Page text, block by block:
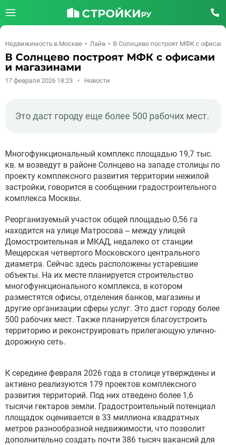
Недвижимость в Москве Лайв В Солнцево построят МФК с
В Солнцево построят МФК с офисами
и магазинами
17 февраля 2026 18:23 Новости
Это даст городу еще более 500 рабочих мест.
Многофункциональный комплекс площадью 19,7 тыс.
кв. м возведут в районе Солнцево на западе столицы по
проекту комплексного развития территории нежилой
застройки, говорится в сообщении градостроительного
комплекса Москвы.
Реорганизуемый участок общей площадью 0,56 га
находится на улице Матросова – между улицей
Домостроительная и МКАД, недалеко от станции
Мещерская четвертого Московского центрального
диаметра. Сейчас здесь расположены устаревшие
объекты. На их месте планируется строительство
многофункционального комплекса, в котором
разместятся офисы, отделения банков, магазины и
другие организации сферы услуг. Это даст городу более
500 рабочих мест. Также планируется благоустроить
территорию и реконструировать прилегающую улично-
дорожную сеть.
К середине февраля 2026 года в столице утверждены и
активно реализуются 179 проектов комплексного
развития территорий. Под них отведено более 1,6
тысячи гектаров земли. Градостроительный потенциал
площадок оценивается в 33 миллиона квадратных
метров разнообразной недвижимости, что позволит
дополнительно создать почти 386 тысяч вакансий для